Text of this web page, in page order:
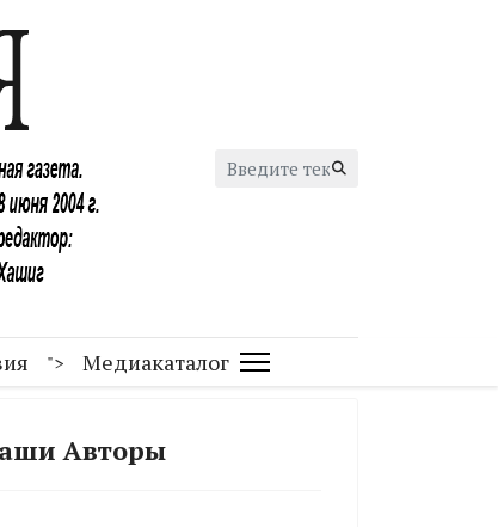
Искать...
"> Медиакаталог
Авторы